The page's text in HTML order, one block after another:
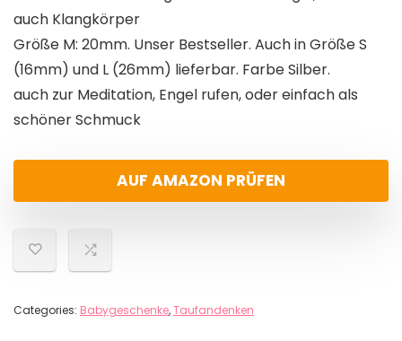
auch Klangkörper
Größe M: 20mm. Unser Bestseller. Auch in Größe S
(16mm) und L (26mm) lieferbar. Farbe Silber.
auch zur Meditation, Engel rufen, oder einfach als
schöner Schmuck
AUF AMAZON PRÜFEN
Categories: Babygeschenke,Taufandenken